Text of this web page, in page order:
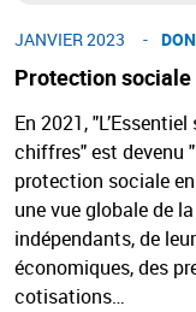
Protection
JANVIER 2023
En 2021,
chiffres" est devenu
protection sociale
une vue globale de
indépendants, de
économiques, des
cotisations…